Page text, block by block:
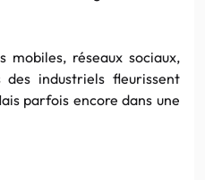
mobiles, réseaux sociaux,
industriels fleurissent
parfois encore dans une